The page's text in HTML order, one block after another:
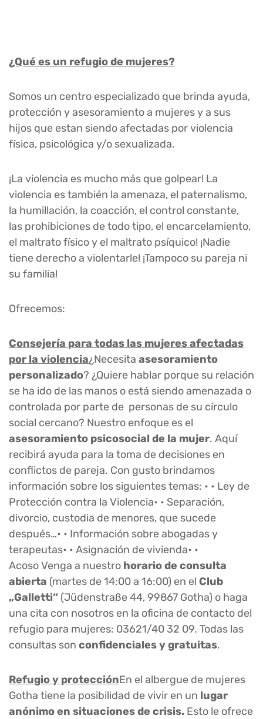
¿Qué es un refugio de mujeres?
Somos un centro especializado que brinda ayuda,
protección y asesoramiento a mujeres y a sus
hijos que estan siendo afectadas por violencia
física, psicológica y/o sexualizada.
¡La violencia es mucho más que golpear! La
violencia es también la amenaza, el paternalismo,
la humillación, la coacción, el control constante,
las prohibiciones de todo tipo, el encarcelamiento,
el maltrato físico y el maltrato psíquico! ¡Nadie
tiene derecho a violentarle! ¡Tampoco su pareja ni
su familia!
Ofrecemos:
Consejería para todas las mujeres afectadas
por la violencia¿Necesita asesoramiento
personalizado? ¿Quiere hablar porque su relación
se ha ido de las manos o está siendo amenazada o
controlada por parte de personas de su círculo
social cercano? Nuestro enfoque es el
asesoramiento psicosocial de la mujer. Aquí
recibirá ayuda para la toma de decisiones en
conflictos de pareja. Con gusto brindamos
información sobre los siguientes temas: • • Ley de
Protección contra la Violencia• • Separación,
divorcio, custodia de menores, que sucede
después…• • Información sobre abogadas y
terapeutas• • Asignación de vivienda• •
Acoso Venga a nuestro horario de consulta
abierta (martes de 14:00 a 16:00) en el Club
„Galletti“ (Jüdenstraße 44, 99867 Gotha) o haga
una cita con nosotros en la oficina de contacto del
refugio para mujeres: 03621/40 32 09. Todas las
consultas son confidenciales y gratuitas.
Refugio y protecciónEn el albergue de mujeres
Gotha tiene la posibilidad de vivir en un lugar
anónimo en situaciones de crisis. Esto le ofrece